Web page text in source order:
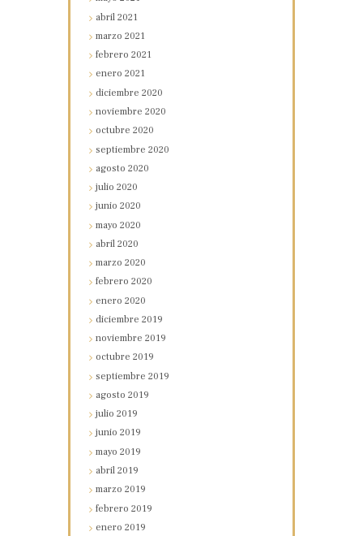
abril2021
marzo2021
febrero2021
enero2021
diciembre2020
noviembre2020
octubre2020
septiembre2020
agosto2020
julio2020
junio2020
mayo2020
abril2020
marzo2020
febrero2020
enero2020
diciembre2019
noviembre2019
octubre2019
septiembre2019
agosto2019
julio2019
junio2019
mayo2019
abril2019
marzo2019
febrero2019
enero2019